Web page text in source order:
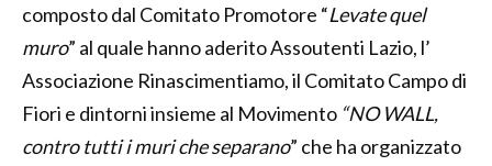
composto dal Comitato Promotore “Levate quel
muro” al quale hanno aderito Assoutenti Lazio, l’
Associazione Rinascimentiamo, il Comitato Campo di
Fiori e dintorni insieme al Movimento “NO WALL,
contro tutti i muri che separano” che ha organizzato